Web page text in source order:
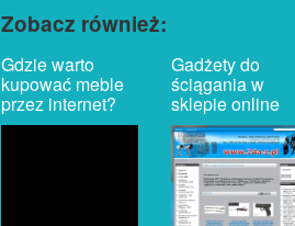
Zobacz również:
Gdzie warto
kupować meble
przez internet?
Gadżety do
ściągania w
sklepie online